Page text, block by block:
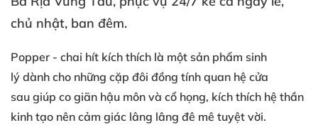
chủ nhật, ban đêm.
Popper - chai hít kích thích là một sản phẩm sinh
lý dành cho những cặp đôi đồng tính quan hệ cửa
sau giúp co giãn hậu môn và cổ họng, kích thích hệ thần
kinh tạo nên cảm giác lâng lâng đê mê tuyệt vời.